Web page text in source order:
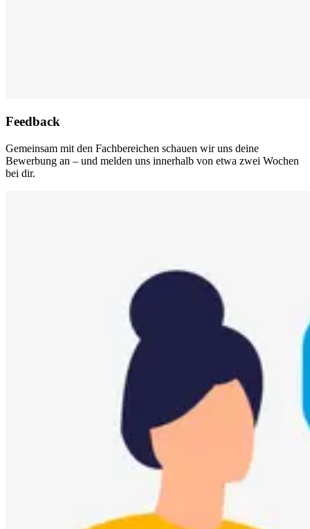
Feedback
Gemeinsam mit den Fachbereichen schauen wir uns deine
Bewerbung an – und melden uns innerhalb von etwa zwei Wochen
bei dir.